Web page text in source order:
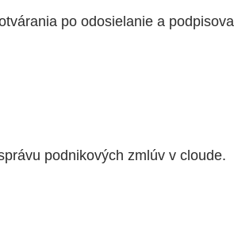
po odosielanie a
podnikových zmlúv v cloude.